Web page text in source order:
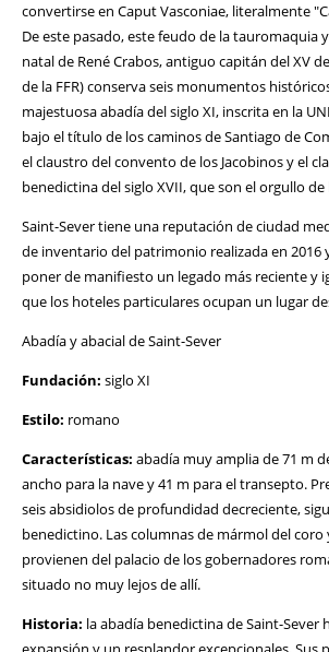
convertirse en Caput Vasconiae, literalmente
De este pasado, este feudo de la tauromaquia
natal de René Crabos, antiguo capitán del XV
de la FFR) conserva seis monumentos
majestuosa abadía del siglo XI, inscrita en la
bajo el título de los caminos de Santiago de
el claustro del convento de los Jacobinos y el
benedictina del siglo XVII, que son el orgullo de
Saint-Sever tiene una reputación de ciudad
de inventario del patrimonio realizada en 2016
poner de manifiesto un legado más reciente y
que los hoteles particulares ocupan un lugar
Abadía y abacial de Saint-Sever
Fundación: siglo XI
Estilo: romano
Características: abadía muy amplia de 71 m
ancho para la nave y 41 m para el transepto.
seis absidiolos de profundidad decreciente,
benedictino. Las columnas de mármol del
provienen del palacio de los gobernadores
situado no muy lejos de allí.
Historia: la abadía benedictina de Saint-Sever